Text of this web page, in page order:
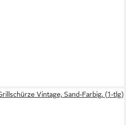
Vintage, Sand-Farbig, (1-tlg)